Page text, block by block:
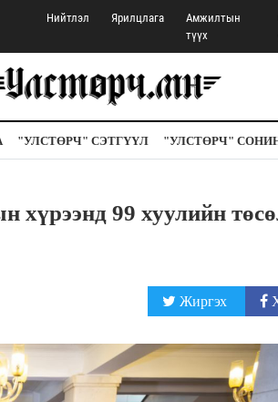
Нийтлэл Ярилцлага
Амжилтын
түүх
"УЛСТӨРЧ" СЭТГҮҮЛ "УЛСТӨРЧ"
99 хуулийн
Жиргэх